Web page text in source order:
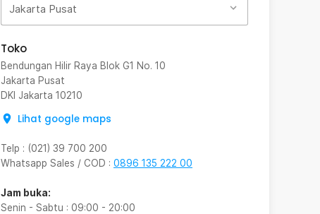
Jakarta Pusat
Toko
Bendungan Hilir Raya Blok G1 No. 10
Jakarta Pusat
DKI Jakarta 10210
Lihat google maps
Telp : (021) 39 700 200
Whatsapp Sales / COD : 0896 135 222 00
Jam buka:
Senin - Sabtu : 09:00 - 20:00